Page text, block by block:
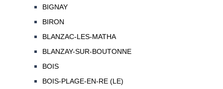
BIGNAY
BIRON
BLANZAC-LES-MATHA
BLANZAY-SUR-BOUTONNE
BOIS
BOIS-PLAGE-EN-RE (LE)